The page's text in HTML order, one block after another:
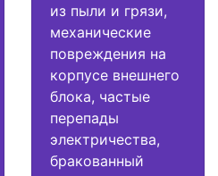
из пыли и грязи,
механические
повреждения на
корпусе внешнего
блока, частые
перепады
электричества,
бракованный